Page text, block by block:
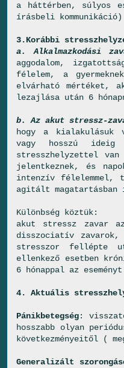
a háttérben, súlyos
írásbeli
3.Korábbi
a. Alkalmazkodási
aggodalom,
félelem, a
elvárható mértéket,
lezajlása után 6
b. Az akut stressz-
hogy a kialakulásuk
vagy hosszú ideig
stresszhelyzettel
jelentkeznek, és
intenzív félelemmel,
agitált
Különbség köztük:
akut stressz zavar
disszociatív
stresszor fellépte
ellenkező esetben
6 hónappal az
4. Aktuális
Pánikbetegség:
hosszabb olyan
következményeitől (
Generalizált